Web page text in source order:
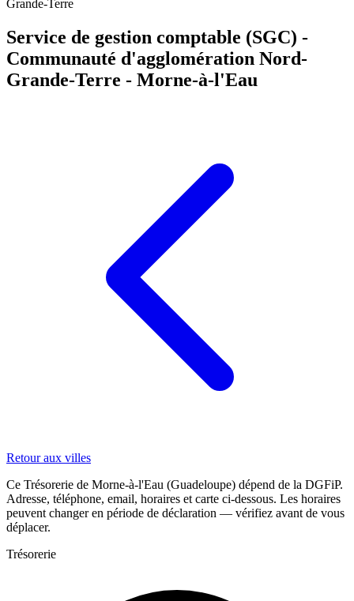
Grande-Terre
Service de gestion comptable (SGC) -
Communauté d'agglomération Nord-
Grande-Terre - Morne-à-l'Eau
Retour aux villes
Ce Trésorerie de Morne-à-l'Eau (Guadeloupe) dépend de la DGFiP.
Adresse, téléphone, email, horaires et carte ci-dessous. Les horaires
peuvent changer en période de déclaration — vérifiez avant de vous
déplacer.
Trésorerie